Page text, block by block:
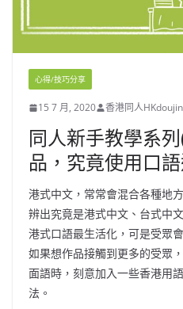
心得/技巧分享
15 7 月, 2020 香港同人HKdoujin
同人新手教學系
品，究竟使用口
港式中文，常常會混合各種地
辨出究竟是港式中文、台式中
港式口語最生活化，可是受眾
如果想作品接觸到更多的受眾
面語時，刻意加入一些香港用
法。